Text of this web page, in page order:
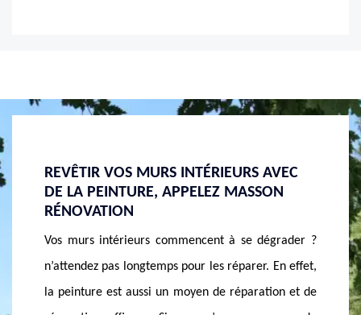
?
En effet,
et de
POSE DE REVÊTEMENT MURALE PAR
MASSON RÉNOVATION
l’entreprise MASSON Rénovation est déjà reconnue
dans ce domaine, composée d’experts en pose de
peinture et en revêtement mural, nous vous
À
Vous